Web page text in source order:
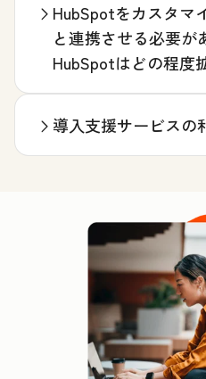
HubSpotをカスタマ
と連携させる必要が
HubSpotはどの程度
導入支援サービスの